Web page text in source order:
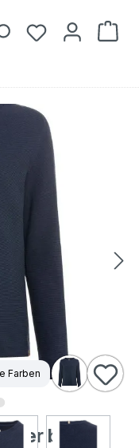
Du hast 0
Farben
blue